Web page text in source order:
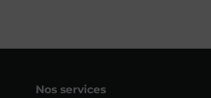
Nos services